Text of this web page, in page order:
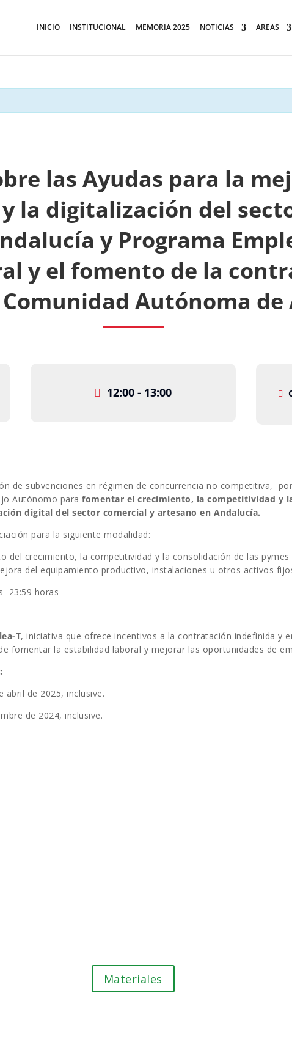
INICIO INSTITUCIONAL MEMORIA 2025 NOTICIAS AREAS
las Ayudas para la
la digitalización del
y Programa
y el fomento de la
Autónoma de
12:00 - 13:00
de subvenciones en régimen de concurrencia no competitiva,
Autónomo parafomentar el crecimiento, la competitividad y
digital del sector comercial y artesano en Andalucía.
para la siguiente modalidad:
del crecimiento, la competitividad y la consolidación de las pymes
del equipamiento productivo, instalaciones u otros activos
23:59 horas
T, iniciativa que ofrece incentivos a la contratación indefinida y
fomentar la estabilidad laboral y mejorar las oportunidades de
abril de 2025, inclusive.
de 2024, inclusive.
Materiales